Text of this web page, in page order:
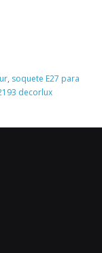
, soquete E27 para
decorlux